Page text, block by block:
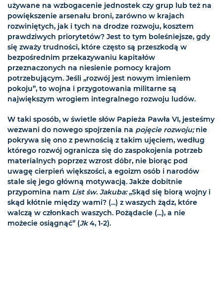
używane na wzbogacenie jednostek czy grup lub też na
powiększenie arsenału broni, zarówno w krajach
rozwiniętych, jak i tych na drodze rozwoju, kosztem
prawdziwych priorytetów? Jest to tym boleśniejsze, gdy
się zważy trudności, które często są przeszkodą w
bezpośrednim przekazywaniu kapitałów
przeznaczonych na niesienie pomocy krajom
potrzebującym. Jeśli „rozwój jest nowym imieniem
pokoju”, to wojna i przygotowania militarne są
największym wrogiem integralnego rozwoju ludów.
W taki sposób, w świetle słów Papieża Pawła VI, jesteśmy
wezwani do nowego spojrzenia na pojęcie rozwoju;nie
pokrywa się ono z pewnością z takim ujęciem, według
którego rozwój ogranicza się do zaspokojenia potrzeb
materialnych poprzez wzrost dóbr, nie biorąc pod
uwagę cierpień większości, a egoizm osób i narodów
stale się jego główną motywacją. Jakże dobitnie
przypomina nam List św. Jakuba:„Skąd się biorą wojny i
skąd kłótnie między wami? (...) z waszych żądz, które
walczą w członkach waszych. Pożądacie (...), a nie
możecie osiągnąć” (Jk4, 1-2).